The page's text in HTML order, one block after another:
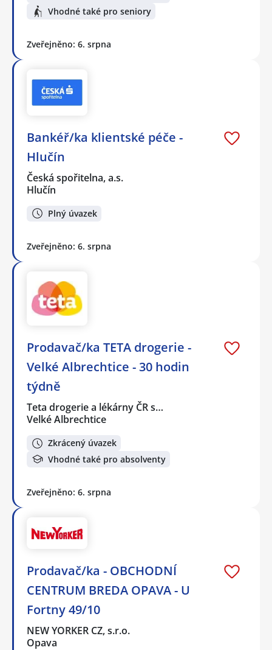
Vhodné také pro seniory
Zveřejněno: 6. srpna
Bankéř/ka klientské péče -
Hlučín
Česká spořitelna, a.s.
Hlučín
Plný úvazek
Zveřejněno: 6. srpna
Prodavač/ka TETA drogerie -
Velké Albrechtice - 30 hodin
týdně
Teta drogerie a lékárny ČR s…
Velké Albrechtice
Zkrácený úvazek
Vhodné také pro absolventy
Zveřejněno: 6. srpna
Prodavač/ka - OBCHODNÍ
CENTRUM BREDA OPAVA - U
Fortny 49/10
NEW YORKER CZ, s.r.o.
Opava